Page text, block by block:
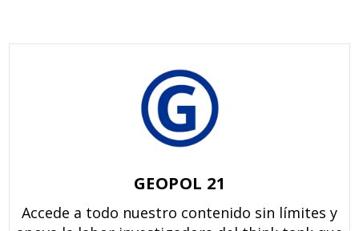
GEOPOL 21
Accede a todo nuestro contenido sin límites y